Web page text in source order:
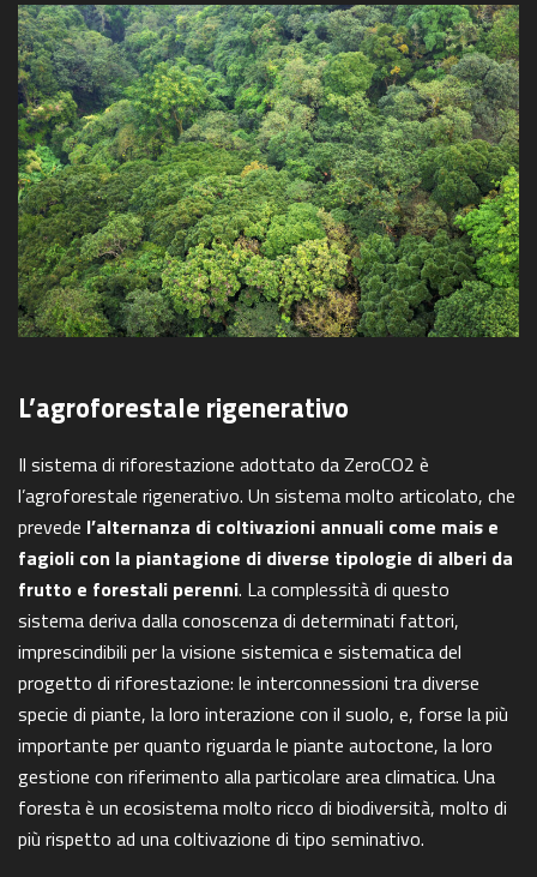
L’agroforestale rigenerativo
Il sistema di riforestazione adottato da ZeroCO2 è
l’agroforestale rigenerativo. Un sistema molto articolato, che
prevede l’alternanza di coltivazioni annuali come mais e
fagioli con la piantagione di diverse tipologie di alberi da
frutto e forestali perenni. La complessità di questo
sistema deriva dalla conoscenza di determinati fattori,
imprescindibili per la visione sistemica e sistematica del
progetto di riforestazione: le interconnessioni tra diverse
specie di piante, la loro interazione con il suolo, e, forse la più
importante per quanto riguarda le piante autoctone, la loro
gestione con riferimento alla particolare area climatica. Una
foresta è un ecosistema molto ricco di biodiversità, molto di
più rispetto ad una coltivazione di tipo seminativo.